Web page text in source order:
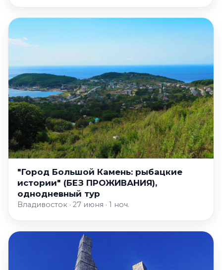
"Город Большой Камень: рыбацкие
истории" (БЕЗ ПРОЖИВАНИЯ),
однодневный тур
Владивосток · 27 июня · 1 ноч.